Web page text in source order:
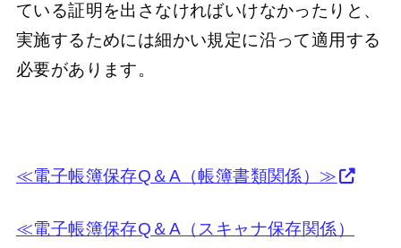
ている証明を出さなければいけなかったりと、
実施するためには細かい規定に沿って適用する
必要があります。
≪電子帳簿保存Q＆A（帳簿書類関係）≫
≪電子帳簿保存Q＆A（スキャナ保存関係）